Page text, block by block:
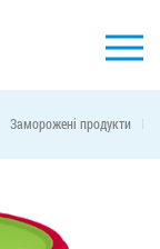
Заморожені продукти